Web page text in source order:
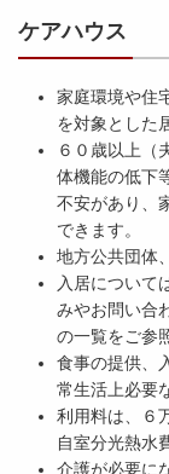
ケアハウス
家庭環境や住
を対象とした
６０歳以上（
体機能の低下
不安があり、
できます。
地方公共団体
入居について
みやお問い合
の一覧をご参
食事の提供、
常生活上必要
利用料は、６
自室分光熱水
介護が必要に